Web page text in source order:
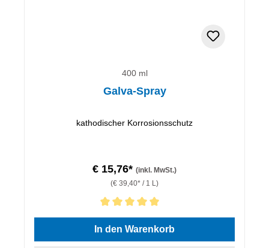
400 ml
Galva-Spray
kathodischer Korrosionsschutz
€ 15,76* (inkl. MwSt.)
(€ 39,40* / 1 L)
Durchschnittliche Bewertung von 5 von 5 Sternen
In den Warenkorb